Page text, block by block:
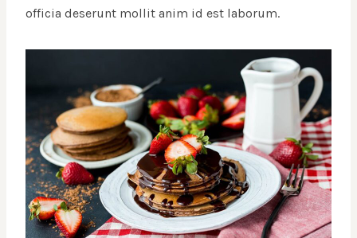
officia deserunt mollit anim id est laborum.